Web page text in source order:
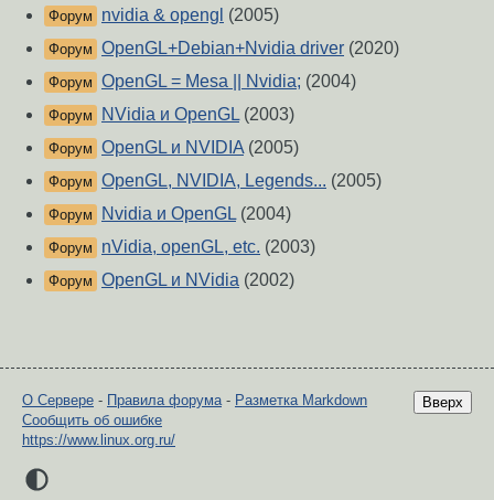
Форум nvidia & opengl (2005)
Форум OpenGL+Debian+Nvidia driver (2020)
Форум OpenGL = Mesa || Nvidia; (2004)
Форум NVidia и OpenGL (2003)
Форум OpenGL и NVIDIA (2005)
Форум OpenGL, NVIDIA, Legends... (2005)
Форум Nvidia и OpenGL (2004)
Форум nVidia, openGL, etc. (2003)
Форум OpenGL и NVidia (2002)
Вверх
О Сервере - Правила форума- Разметка Markdown
Сообщить об ошибке
https://www.linux.org.ru/